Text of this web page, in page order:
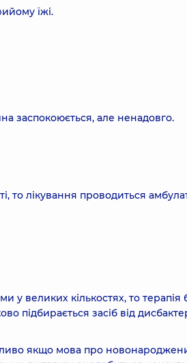
їжі.
заспокоюється, але ненадовго.
то лікування проводиться
у великих кількостях, то терапія
підбирається засіб від
якщо мова про